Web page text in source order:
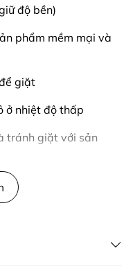
độ bền)
phẩm mềm mại và
giặt
ở nhiệt độ thấp
tránh giặt với sản